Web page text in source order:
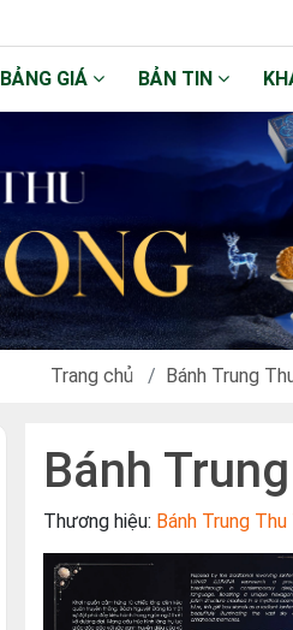
BẢNG GIÁ BẢN TIN
Trang chủ Bánh Trung
Bánh
Thương hiệu: Bánh Trung